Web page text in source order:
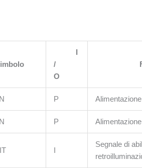
I
/
O
P
P
I
Segnale di